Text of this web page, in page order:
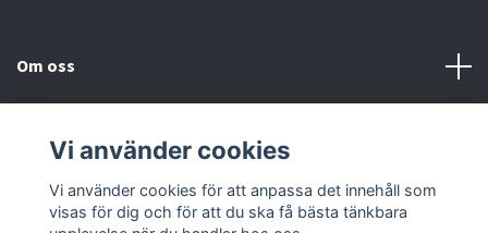
Om oss
Kontakta oss
Vi använder cookies
Vi använder cookies för att anpassa det innehåll som
visas för dig och för att du ska få bästa tänkbara